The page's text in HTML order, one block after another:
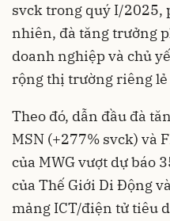
svck trong quý I/2025,
nhiên, đà tăng trưởng
doanh nghiệp và chủ
rộng thị trường riêng lẻ
Theo đó, dẫn đầu đà
MSN (+277% svck) và
của MWG vượt dự báo
của Thế Giới Di Động
mảng ICT/điện tử tiêu